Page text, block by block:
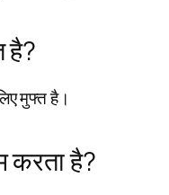
है?
मुफ्त है।
करता है?